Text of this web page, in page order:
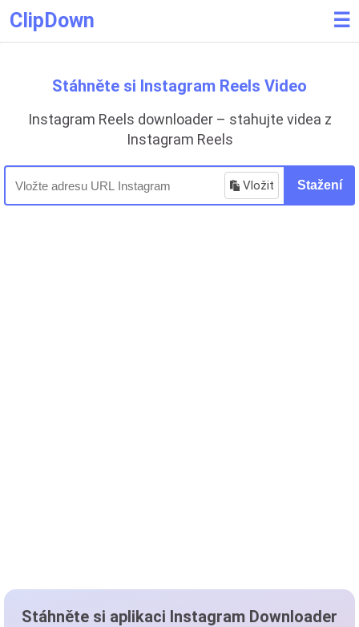
ClipDown ☰
Stáhněte si Instagram Reels Video
Instagram Reels downloader – stahujte videa z
Instagram Reels
Vložit Stažení
Stáhněte si aplikaci Instagram Downloader